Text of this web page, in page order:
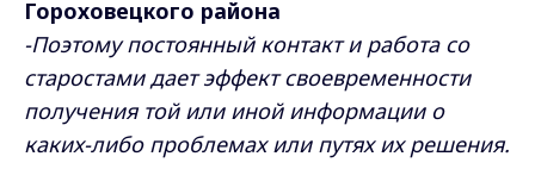
Гороховецкого района
-Поэтому постоянный контакт и работа со
старостами дает эффект своевременности
получения той или иной информации о
каких-либо проблемах или путях их решения.